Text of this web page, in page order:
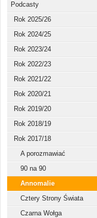
Podcasty
Rok 2025/26
Rok 2024/25
Rok 2023/24
Rok 2022/23
Rok 2021/22
Rok 2020/21
Rok 2019/20
Rok 2018/19
Rok 2017/18
A porozmawiać
90 na 90
Annomalie
Cztery Strony Świata
Czarna Wołga